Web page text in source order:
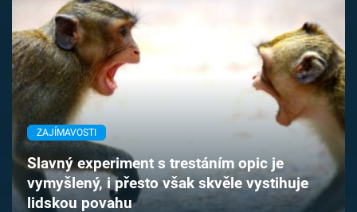
Témata
Pořady
TV Program
Časopis
Sledujte prima+
ZAJÍMAVOSTI
Slavný experiment s trestáním opic je
vymyšlený, i přesto však skvěle vystihuje
lidskou povahu